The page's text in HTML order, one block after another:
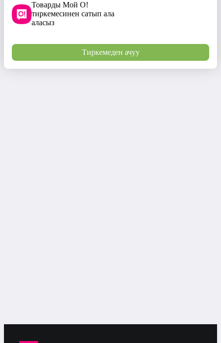
Товарды Мой О!
тиркемесинен сатып ала
аласыз
Тиркемеден ачуу